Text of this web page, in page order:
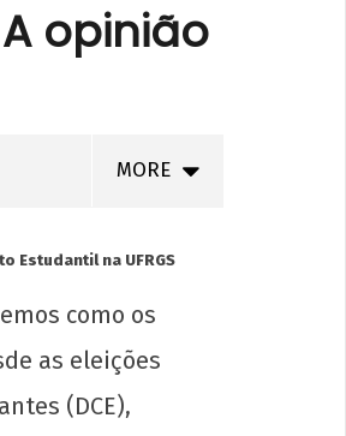
opinião
MORE
Estudantil na UFRGS
como os
as eleições
(DCE),